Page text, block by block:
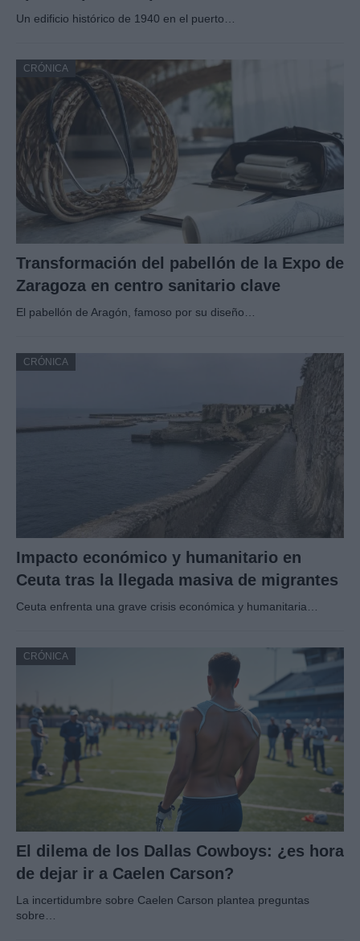
Un edificio histórico de 1940 en el puerto…
CRÓNICA
Transformación del pabellón de la Expo de
Zaragoza en centro sanitario clave
El pabellón de Aragón, famoso por su diseño…
CRÓNICA
Impacto económico y humanitario en
Ceuta tras la llegada masiva de migrantes
Ceuta enfrenta una grave crisis económica y humanitaria…
CRÓNICA
El dilema de los Dallas Cowboys: ¿es hora
de dejar ir a Caelen Carson?
La incertidumbre sobre Caelen Carson plantea preguntas
sobre…